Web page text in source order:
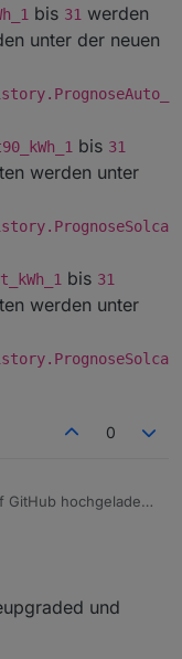
bis 31 werden
unter der neuen
bis 31
werden unter
bis 31
werden unter
0
GitHub hochgeladen.
Instanzeinstellungen
Script
nicht auf 0
und